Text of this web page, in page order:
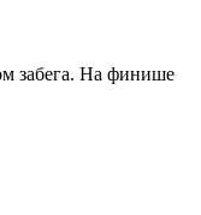
забега. На финише